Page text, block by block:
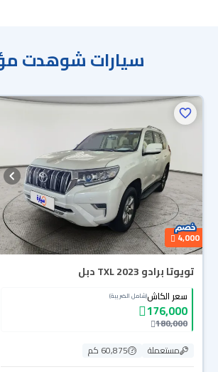
سيارات شوهدت
4,000
تويوتا برادو TXL 2023 دبل
سعر الكاش(شامل الضريبة)
176,000
180,000
مستعملة
60,875 كم